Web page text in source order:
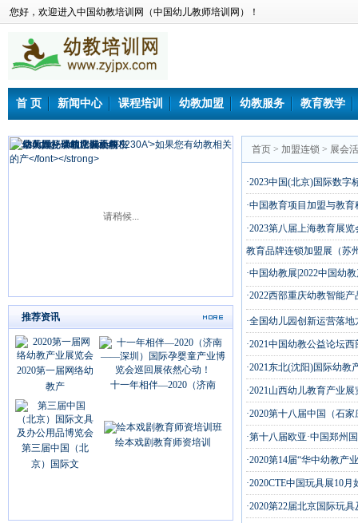
您好，欢迎进入中国幼教培训网（中国幼儿教师培训网）！
首 页 新闻中心 课程培训 幼教加盟 幼教服务 教育教学
请稍候...
推荐资讯
2020第一届网络幼
教产
十一年相伴—2020（济南
第三届中国（北
京）国际文
绘本戏剧教育师资培训
首页 > 加盟连锁 > 展会
·2023中国(北京)国际数字
·中国教育项目加盟与教
·2023第八届上海教育展
教育品牌连锁加盟展（苏
·中国幼教展|2022中国幼
·2022西部重庆幼教智能
·全国幼儿园创新运营落
·2021中国幼教公益论坛
·2021东北(沈阳)国际幼
·2021山西幼儿教育产业
·2020第十八届中国（石
·第十八届欧亚·中国郑州
·2020第14届“华中幼教产
·2020CTE中国玩具展10
·2020第22届北京国际玩